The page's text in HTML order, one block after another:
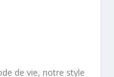
de vie, notre style